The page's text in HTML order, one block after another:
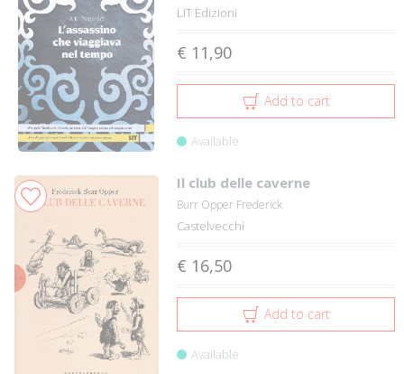
LIT Edizioni
€ 11,90
Add to cart
Available
Il club delle caverne
Burr Opper Frederick
Castelvecchi
€ 16,50
Add to cart
Available